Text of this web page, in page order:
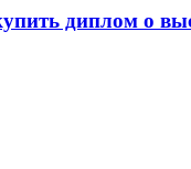
диплом о